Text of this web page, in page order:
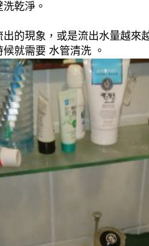
乾淨。
的現象，或是流出水量越
就需要 水管清洗 。